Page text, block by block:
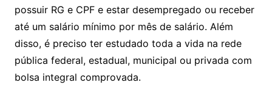
possuir RG e CPF e estar desempregado ou receber
até um salário mínimo por mês de salário. Além
disso, é preciso ter estudado toda a vida na rede
pública federal, estadual, municipal ou privada com
bolsa integral comprovada.